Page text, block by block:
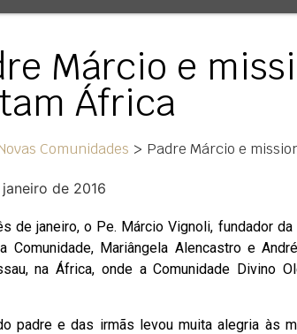
Márcio e
África
Comunidades > Padre Márcio e
de 2016
de janeiro, o Pe. Márcio Vignoli, fundador
Comunidade, Mariângela Alencastro e
na África, onde a Comunidade Divino
padre e das irmãs levou muita alegria às